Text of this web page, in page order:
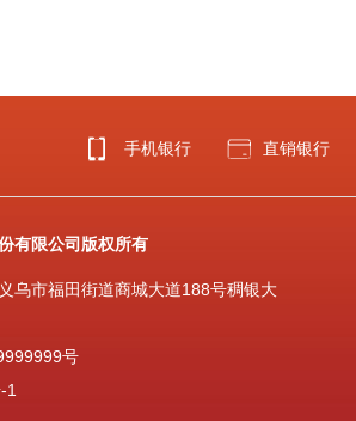
手机银行 直销银行
有限公司版权所有
乌市福田街道商城大道188号稠银大
号
1